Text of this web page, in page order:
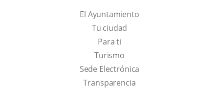
El Ayuntamiento
Tu ciudad
Para ti
TurismoThis
link
will
Sede Electrónica
Transparencia